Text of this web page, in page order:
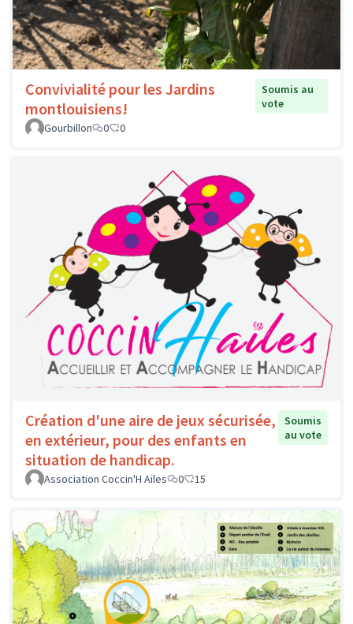
Convivialité pour les Jardins
montlouisiens!
Soumis au
vote
Gourbillon
0 0
Création d'une aire de jeux sécurisée,
en extérieur, pour des enfants en
situation de handicap.
Soumis
au vote
Association Coccin'H Ailes 0 15